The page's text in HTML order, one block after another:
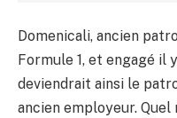
Domenicali, ancien
Formule 1, et engagé il
deviendrait ainsi le
ancien employeur.